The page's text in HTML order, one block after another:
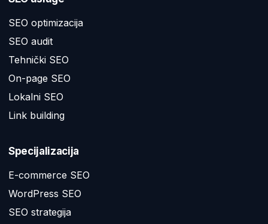
SEO optimizacija
SEO audit
Tehnički SEO
On-page SEO
Lokalni SEO
Link building
Specijalizacija
E-commerce SEO
WordPress SEO
SEO strategija